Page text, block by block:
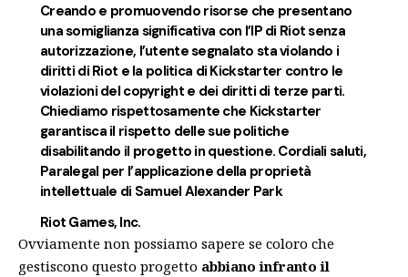
Creando e promuovendo risorse che presentano
una somiglianza significativa con l’IP di Riot senza
autorizzazione, l’utente segnalato sta violando i
diritti di Riot e la politica di Kickstarter contro le
violazioni del copyright e dei diritti di terze parti.
Chiediamo rispettosamente che Kickstarter
garantisca il rispetto delle sue politiche
disabilitando il progetto in questione. Cordiali saluti,
Paralegal per l’applicazione della proprietà
intellettuale di Samuel Alexander Park
Riot Games, Inc.
Ovviamente non possiamo sapere se coloro che
gestiscono questo progetto abbiano infranto il